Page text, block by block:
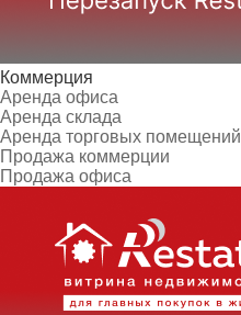
Коммерция
Аренда офиса
Аренда склада
Аренда торговых помещений
Продажа коммерции
Продажа офиса